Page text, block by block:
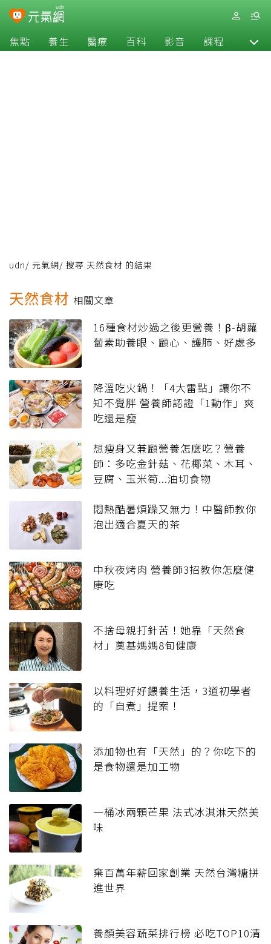
焦點 養生 醫療 百科 影音 課程 退休
udn/ 元氣網/ 搜尋 天然食材 的結果
天然食材 相關文章
16種食材炒過之後更營養！β-胡蘿
蔔素助養眼、顧心、護肺、好處多
降溫吃火鍋！「4大雷點」讓你不
知不覺胖 營養師認證「1動作」爽
吃還是瘦
想瘦身又兼顧營養怎麼吃？營養
師：多吃金針菇、花椰菜、木耳、
豆腐、玉米筍...油切食物
悶熱酷暑煩躁又無力！中醫師教你
泡出適合夏天的茶
中秋夜烤肉 營養師3招教你怎麼健
康吃
不捨母親打針苦！她靠「天然食
材」奠基媽媽8旬健康
以料理好好餵養生活，3道初學者
的「自煮」提案！
添加物也有「天然」的？你吃下的
是食物還是加工物
一桶冰兩顆芒果 法式冰淇淋天然美
味
棄百萬年薪回家創業 天然台灣糖拼
進世界
養顏美容蔬菜排行榜 必吃TOP10清